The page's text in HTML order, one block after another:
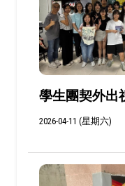
學生團契外出
2026-04-11 (星期六)